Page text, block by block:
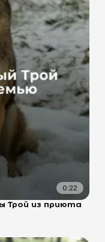
0:22
Трой из приюта